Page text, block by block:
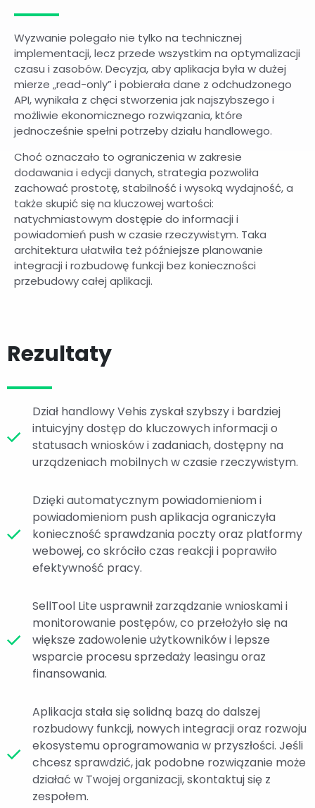
Wyzwanie polegało nie tylko na technicznej
implementacji, lecz przede wszystkim na optymalizacji
czasu i zasobów. Decyzja, aby aplikacja była w dużej
mierze „read-only” i pobierała dane z odchudzonego
API, wynikała z chęci stworzenia jak najszybszego i
możliwie ekonomicznego rozwiązania, które
jednocześnie spełni potrzeby działu handlowego.
Choć oznaczało to ograniczenia w zakresie
dodawania i edycji danych, strategia pozwoliła
zachować prostotę, stabilność i wysoką wydajność, a
także skupić się na kluczowej wartości:
natychmiastowym dostępie do informacji i
powiadomień push w czasie rzeczywistym. Taka
architektura ułatwiła też późniejsze planowanie
integracji i rozbudowę funkcji bez konieczności
przebudowy całej aplikacji.
Rezultaty
Dział handlowy Vehis zyskał szybszy i bardziej
intuicyjny dostęp do kluczowych informacji o
statusach wniosków i zadaniach, dostępny na
urządzeniach mobilnych w czasie rzeczywistym.
Dzięki automatycznym powiadomieniom i
powiadomieniom push aplikacja ograniczyła
konieczność sprawdzania poczty oraz platformy
webowej, co skróciło czas reakcji i poprawiło
efektywność pracy.
SellTool Lite usprawnił zarządzanie wnioskami i
monitorowanie postępów, co przełożyło się na
większe zadowolenie użytkowników i lepsze
wsparcie procesu sprzedaży leasingu oraz
finansowania.
Aplikacja stała się solidną bazą do dalszej
rozbudowy funkcji, nowych integracji oraz rozwoju
ekosystemu oprogramowania w przyszłości. Jeśli
chcesz sprawdzić, jak podobne rozwiązanie może
działać w Twojej organizacji, skontaktuj się z
zespołem.